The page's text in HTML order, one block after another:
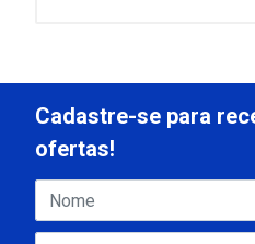
Cadastre-se para
ofertas!